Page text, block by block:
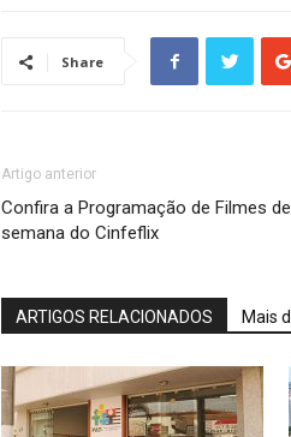
Share
Artigo anterior
Confira a Programação de Filmes
semana do Cinfeflix
ARTIGOS RELACIONADOS Mais